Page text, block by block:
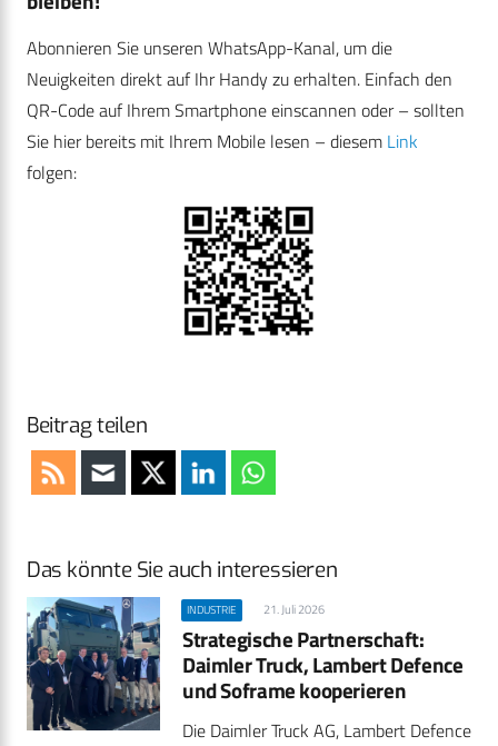
Abonnieren Sie unseren WhatsApp-Kanal, um die
Neuigkeiten direkt auf Ihr Handy zu erhalten. Einfach den
QR-Code auf Ihrem Smartphone einscannen oder – sollten
Sie hier bereits mit Ihrem Mobile lesen – diesem Link
folgen:
Beitrag teilen
Das könnte Sie auch interessieren
INDUSTRIE 21. Juli 2026
Strategische Partnerschaft:
Daimler Truck, Lambert Defence
und Soframe kooperieren
Die Daimler Truck AG, Lambert Defence